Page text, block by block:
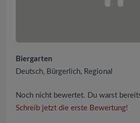
Biergarten
Deutsch, Bürgerlich, Regional
Noch nicht bewertet. Du warst
Schreib jetzt die erste Bewertung!